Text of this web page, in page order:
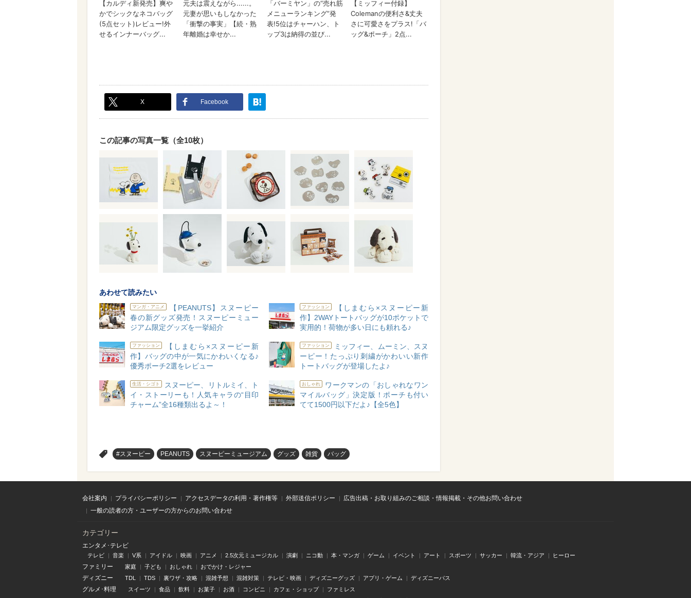
X Facebook
この記事の写真一覧（全10枚）
あわせて読みたい
マンガ・アニメ
【PEANUTS】スヌーピー
春の新グッズ発売！スヌーピーミュー
ジアム限定グッズを一挙紹介
ファッション
【しまむら×スヌーピー新
作】2WAYトートバッグが10ポケットで
実用的！荷物が多い日にも頼れる♪
ファッション
【しまむら×スヌーピー新
作】バッグの中が一気にかわいくなる♪
優秀ポーチ2選をレビュー
ファッション
ミッフィー、ムーミン、スヌ
ーピー！たっぷり刺繍がかわいい新作
トートバッグが登場したよ♪
生活・シゴト
スヌーピー、リトルミイ、ト
イ・ストーリーも！人気キャラの“目印
チャーム”全16種類出るよ～！
おしゃれ
ワークマンの「おしゃれなワン
マイルバッグ」決定版！ポーチも付い
てて1500円以下だよ♪【全5色】
#スヌーピー PEANUTS スヌーピーミュージアム グッズ 雑貨 バッグ
会社案内 プライバシーポリシー アクセスデータの利用・著作権等 外部送信ポリシー
広告出稿・お取り組みのご相談・情報掲載・その他お問い合わせ
一般の読者の方・ユーザーの方からのお問い合わせ
カテゴリー
エンタメ･テレビ
テレビ 音楽 V系 アイドル 映画 アニメ 2.5次元ミュージカル 演劇 ニコ動 本・マンガ ゲーム イベント アート スポーツ サッカー 韓流・アジア ヒーロー
ファミリー 家庭 子ども おしゃれ おでかけ・レジャー
ディズニー TDL TDS 裏ワザ・攻略 混雑予想 混雑対策 テレビ・映画 ディズニーグッズ アプリ・ゲーム ディズニーパス
グルメ･料理 スイーツ 食品 飲料 お菓子 お酒 コンビニ カフェ・ショップ ファミレス